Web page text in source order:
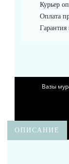
Курьер
Оплата
Гарантия
ОПИСАНИЕ